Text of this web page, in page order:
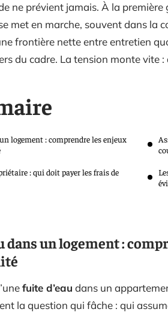
ne prévient jamais. À la
met en marche, souvent dans la
frontière nette entre entretien
du cadre. La tension monte vite
logement : comprendre les enjeux
: qui doit payer les frais de
dans un logement :
fuite d’eau dans un
la question qui fâche : qui